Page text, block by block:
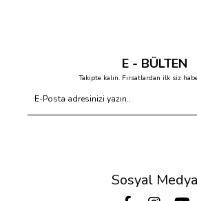
E - BÜLTEN
Takipte kalın. Fırsatlardan ilk siz
Sosyal Medya